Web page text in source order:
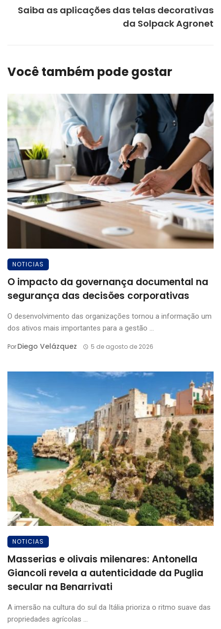
Saiba as aplicações das telas decorativas
da Solpack Agronet
Você também pode gostar
NOTICIAS
O impacto da governança documental na
segurança das decisões corporativas
O desenvolvimento das organizações tornou a informação um
dos ativos mais importantes para a gestão ...
PorDiego Velázquez 5 de agosto de 2026
NOTICIAS
Masserias e olivais milenares: Antonella
Giancoli revela a autenticidade da Puglia
secular na Benarrivati
A imersão na cultura do sul da Itália prioriza o ritmo suave das
propriedades agrícolas ...